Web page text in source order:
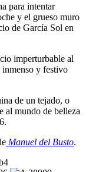
para intentar
y el grueso muro
de García Sol en
imperturbable al
inmenso y festivo
de un tejado, o
al mundo de belleza
Manuel del Busto.